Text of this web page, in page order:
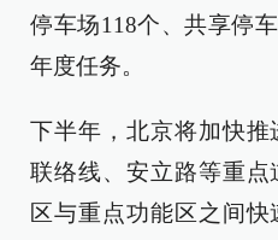
停车场118个、共享停
年度任务。
下半年，北京将加快
联络线、安立路等重
区与重点功能区之间